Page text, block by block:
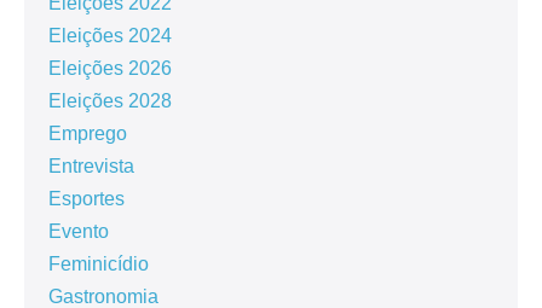
Eleições 2024
Eleições 2026
Eleições 2028
Emprego
Entrevista
Esportes
Evento
Feminicídio
Gastronomia